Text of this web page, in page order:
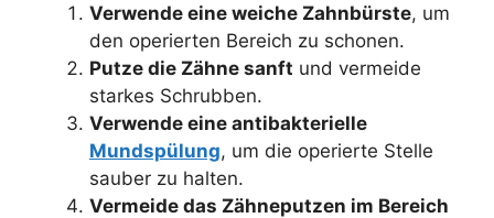
Verwende eine weiche Zahnbürste, um
den operierten Bereich zu schonen.
Putze die Zähne sanft und vermeide
starkes Schrubben.
Verwende eine antibakterielle
Mundspülung, um die operierte Stelle
sauber zu halten.
Vermeide das Zähneputzen im Bereich